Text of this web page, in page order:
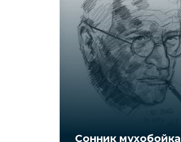
Сонник мухобойка